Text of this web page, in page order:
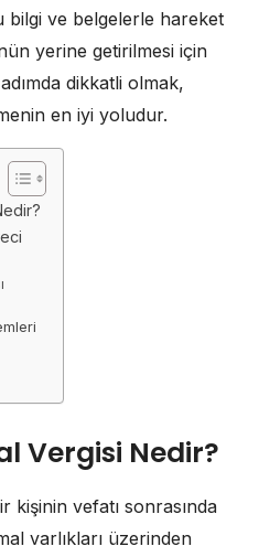
ve belgelerle hareket
yerine getirilmesi için
dikkatli olmak,
en iyi yoludur.
Vergisi Nedir?
kişinin vefatı sonrasında
varlıkları üzerinden